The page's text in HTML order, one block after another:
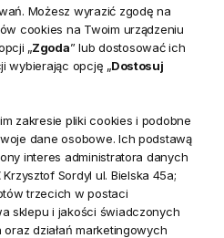
Showroom
ul. Bielska 45a,
43-356 Bujaków
W okresie wakacyjnym od
20 czerwca do 31 sierpnia
2026 r. showroom będzie
zamknięty w soboty. W dni
robocze showroom
pozostaje otwarty bez
Możesz wyrazić zgodę na
cookies na Twoim urządzeniu
„Zgoda” lub dostosować ich
wybierając opcję „Dostosuj
zakresie pliki cookies i podobne
dane osobowe. Ich podstawą
interes administratora danych
Krzysztof Sordyl ul. Bielska 45a;
trzecich w postaci
sklepu i jakości świadczonych
oraz działań marketingowych